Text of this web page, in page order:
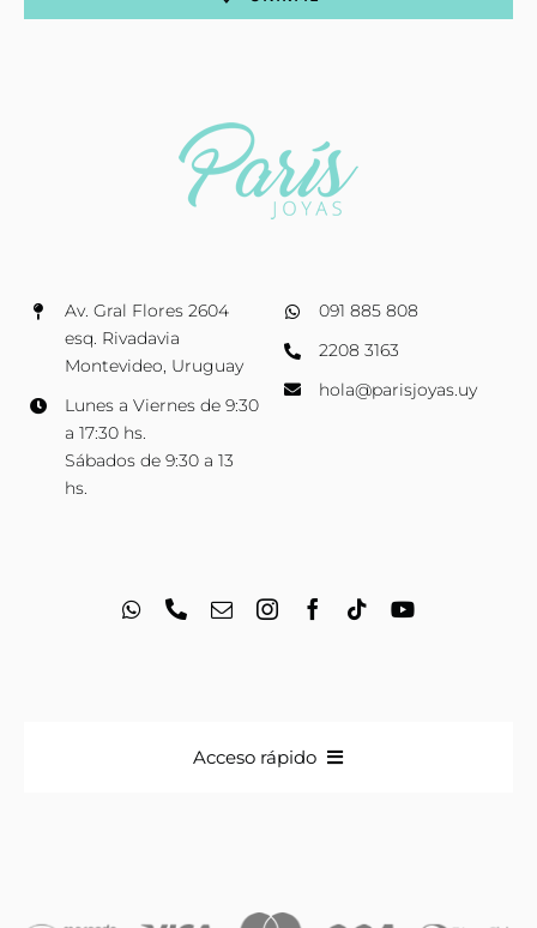
Av. Gral Flores 2604
esq. Rivadavia
Montevideo, Uruguay
Lunes a Viernes de 9:30
a 17:30 hs.
Sábados de 9:30 a 13
hs.
091 885 808
2208 3163
hola@parisjoyas.uy
Acceso rápido
Iniciales